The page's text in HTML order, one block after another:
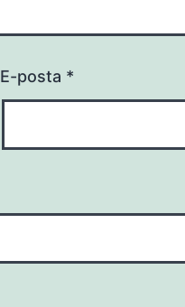
E-posta *